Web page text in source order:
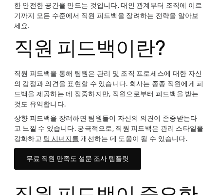
한 안전한 공간을 만드는 것입니다. 대인 관계부터 조직에 이르
기까지 모든 수준에서 직원 피드백을 장려하는 전략을 알아보
세요.
직원 피드백이란?
직원 피드백을 통해 팀원은 관리 및 조직 프로세스에 대한 자신
의 감정과 의견을 표현할 수 있습니다. 회사는 종종 직원에게 피
드백을 제공하는 데 집중하지만, 직원으로부터 피드백을 받는
것도 유익합니다.
상향 피드백을 장려하면 팀원들이 자신의 의견이 존중받는다
고 느낄 수 있습니다. 궁극적으로, 직원 피드백은 관리 스타일을
강화하고 팀 시너지를 개선하는 데 도움이 될 수 있습니다.
무료 직원 만족도 설문 조사 템플릿